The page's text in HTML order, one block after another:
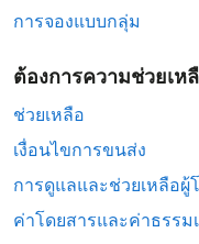
การจองแบบกลุ่ม
ต้องการความช่วยเห
ช่วยเหลือ
เงื่อนไขการขนส่ง
การดูแลและช่วยเหลือผู้
ค่าโดยสารและค่าธรรม